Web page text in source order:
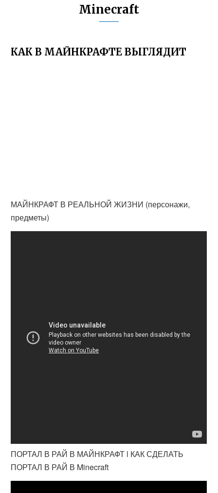
Minecraft
КАК В МАЙНКРАФТЕ ВЫГЛЯДИТ
МАЙНКРАФТ В РЕАЛЬНОЙ ЖИЗНИ (персонажи,
предметы)
ПОРТАЛ В РАЙ В МАЙНКРАФТ l КАК СДЕЛАТЬ
ПОРТАЛ В РАЙ В Minecraft